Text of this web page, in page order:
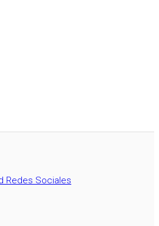
Redes Sociales